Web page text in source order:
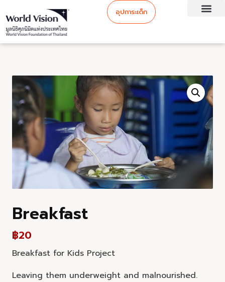
อุปการะเด็ก
Breakfast
฿20
Breakfast for Kids Project
Leaving them underweight and malnourished.